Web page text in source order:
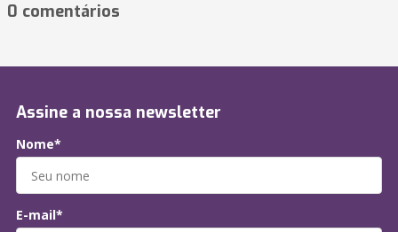
0 comentários
Assine a nossa newsletter
Nome*
E-mail*